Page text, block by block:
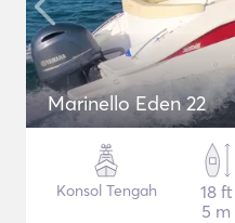
Marinello Eden 22
Konsol Tengah
18 ft
5 m